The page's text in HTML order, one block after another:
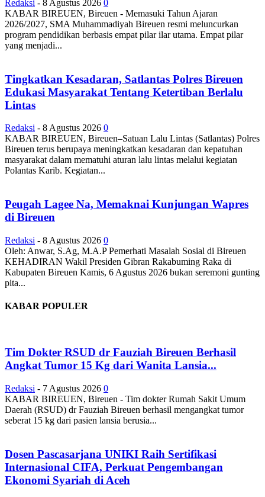
Redaksi - 8 Agustus 2026 0
KABAR BIREUEN, Bireuen - Memasuki Tahun Ajaran
2026/2027, SMA Muhammadiyah Bireuen resmi meluncurkan
program pendidikan berbasis empat pilar ilar utama. Empat pilar
yang menjadi...
Tingkatkan Kesadaran, Satlantas Polres Bireuen
Edukasi Masyarakat Tentang Ketertiban Berlalu
Lintas
Redaksi - 8 Agustus 2026 0
KABAR BIREUEN, Bireuen–Satuan Lalu Lintas (Satlantas) Polres
Bireuen terus berupaya meningkatkan kesadaran dan kepatuhan
masyarakat dalam mematuhi aturan lalu lintas melalui kegiatan
Polantas Karib. Kegiatan...
Peugah Lagee Na, Memaknai Kunjungan Wapres
di Bireuen
Redaksi - 8 Agustus 2026 0
Oleh: Anwar, S.Ag, M.A.P Pemerhati Masalah Sosial di Bireuen
KEHADIRAN Wakil Presiden Gibran Rakabuming Raka di
Kabupaten Bireuen Kamis, 6 Agustus 2026 bukan seremoni gunting
pita...
KABAR POPULER
Tim Dokter RSUD dr Fauziah Bireuen Berhasil
Angkat Tumor 15 Kg dari Wanita Lansia...
Redaksi - 7 Agustus 2026 0
KABAR BIREUEN, Bireuen - Tim dokter Rumah Sakit Umum
Daerah (RSUD) dr Fauziah Bireuen berhasil mengangkat tumor
seberat 15 kg dari pasien lansia berusia...
Dosen Pascasarjana UNIKI Raih Sertifikasi
Internasional CIFA, Perkuat Pengembangan
Ekonomi Syariah di Aceh